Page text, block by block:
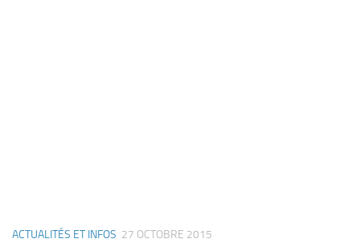
ACTUALITÉS ET INFOS 27 OCTOBRE 2015